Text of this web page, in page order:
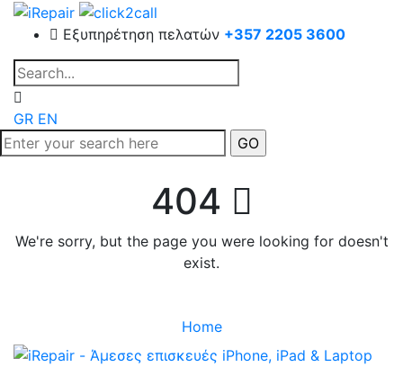
Εξυπηρέτηση πελατών +357 2205 3600
GR EN
404
We're sorry, but the page you were looking for doesn't
exist.
Home